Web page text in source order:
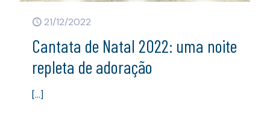
21/12/2022
Cantata de Natal 2022: uma noite
repleta de adoração
[…]